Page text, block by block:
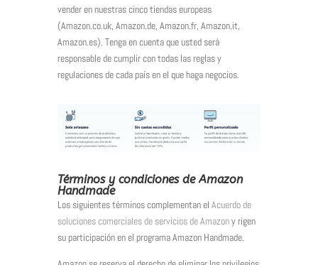
vender en nuestras cinco tiendas europeas
(Amazon.co.uk, Amazon.de, Amazon.fr, Amazon.it,
Amazon.es). Tenga en cuenta que usted será
responsable de cumplir con todas las reglas y
regulaciones de cada país en el que haga negocios.
Términos y condiciones de Amazon
Handmade
Los siguientes términos complementan el Acuerdo de
soluciones comerciales de servicios de Amazony rigen
su participación en el programa Amazon Handmade.